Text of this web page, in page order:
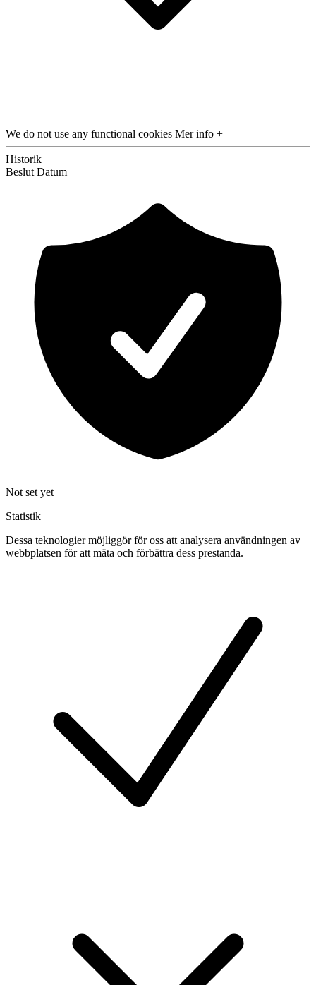
We do not use any functional cookies Mer info +
Historik
Beslut Datum
Not set yet
Statistik
Dessa teknologier möjliggör för oss att analysera användningen av
webbplatsen för att mäta och förbättra dess prestanda.